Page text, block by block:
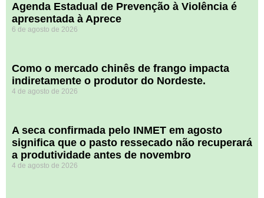
Agenda Estadual de Prevenção à Violência é
apresentada à Aprece
6 de agosto de 2026
​Como o mercado chinês de frango impacta
indiretamente o produtor do Nordeste.
4 de agosto de 2026
A seca confirmada pelo INMET em agosto
significa que o pasto ressecado não recuperará
a produtividade antes de novembro
4 de agosto de 2026